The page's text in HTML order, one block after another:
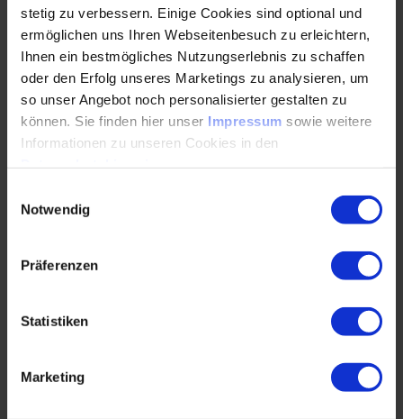
stetig zu verbessern. Einige Cookies sind optional und
ermöglichen uns Ihren Webseitenbesuch zu erleichtern,
Ihnen ein bestmögliches Nutzungserlebnis zu schaffen
oder den Erfolg unseres Marketings zu analysieren, um
so unser Angebot noch personalisierter gestalten zu
können. Sie finden hier unser Impressum sowie weitere
Informationen zu unseren Cookies in den
Notwendig
Präferenzen
Statistiken
Marketing
ein wirklich breites Spektrum an aktuellen und
praxisrelevanten Fortbildungen anbietet. Gute